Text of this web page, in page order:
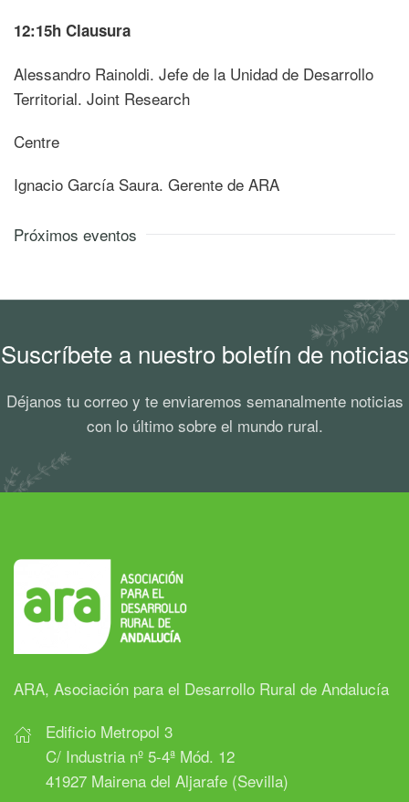
12:15h Clausura
Alessandro Rainoldi. Jefe de la Unidad de Desarrollo
Territorial. Joint Research
Centre
Ignacio García Saura. Gerente de ARA
Próximos eventos
Suscríbete a nuestro boletín de noticias
Déjanos tu correo y te enviaremos semanalmente noticias
con lo último sobre el mundo rural.
ARA, Asociación para el Desarrollo Rural de Andalucía
Edificio Metropol 3
C/ Industria nº 5-4ª Mód. 12
41927 Mairena del Aljarafe (Sevilla)